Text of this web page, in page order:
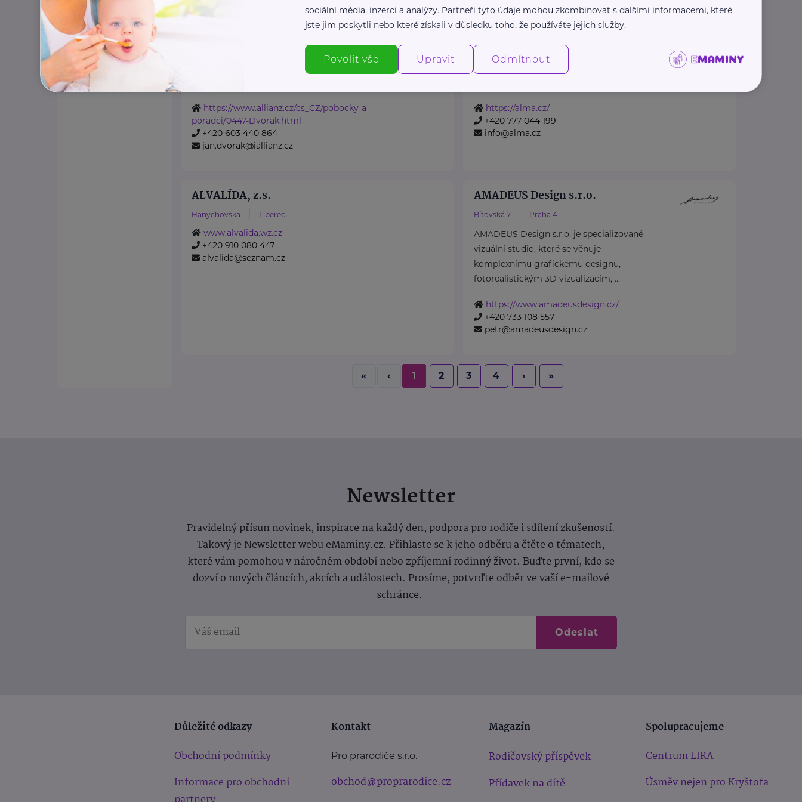
Allianz pojišťovna, a. s.
Na našich obchodních místech najdete vždy
https://www.allianz.cz/cs_CZ/pobocky-a-
poradci/0447-Dvorak.html
+420 603 440 864
jan.dvorak@iallianz.cz
Alma-natural cosmetics s.r.o.
Brno – Maloměřice
Alma je česká značka botanické péče o pleť,
https://alma.cz/
+420 777 044 199
info@alma.cz
ALVALÍDA, z.s.
Hanychovská Liberec
www.alvalida.wz.cz
+420 910 080 447
alvalida@seznam.cz
AMADEUS Design s.r.o.
Bítovská 7 Praha 4
AMADEUS Design s.r.o. je specializované
vizuální studio, které se věnuje
komplexnímu grafickému designu,
fotorealistickým 3D vizualizacím, ...
https://www.amadeusdesign.cz/
+420 733 108 557
petr@amadeusdesign.cz
« ‹ 1 2 3 4 › »
Newsletter
Pravidelný přísun novinek, inspirace na každý den, podpora pro rodiče i sdílení zkušeností.
Takový je Newsletter webu eMaminy.cz. Přihlaste se k jeho odběru a čtěte o tématech,
které vám pomohou v náročném období nebo zpříjemní rodinný život. Buďte první, kdo se
dozví o nových článcích, akcích a událostech. Prosíme, potvrďte odběr ve vaší e-mailové
schránce.
Odeslat
Důležité odkazy
Obchodní podmínky
Informace pro obchodní
Kontakt
Pro prarodiče s.r.o.
obchod@proprarodice.cz
Magazín
Rodičovský příspěvek
Přídavek na dítě
Spolupracujeme
Centrum LIRA
Úsměv nejen pro Kryštofa
sociální média, inzerci a analýzy. Partneři tyto údaje mohou zkombinovat s dalšími informacemi, které
jste jim poskytli nebo které získali v důsledku toho, že používáte jejich služby.
Povolit vše Upravit Odmítnout